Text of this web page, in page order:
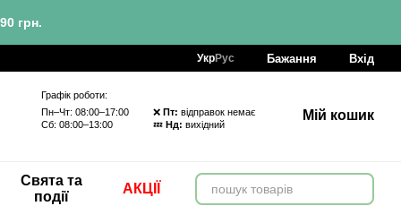
грн.
УкрРус Бажання Вхід
Графік роботи:
Пн–Чт: 08:00–17:00 ❌ Пт: відправок немає
Сб: 08:00–13:00 💤 Нд: вихідний
Мій кошик
Свята та
події
АКЦІЇ